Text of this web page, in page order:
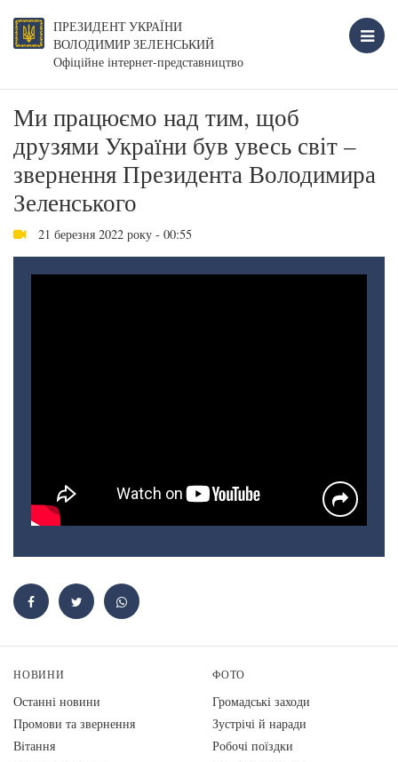
ПРЕЗИДЕНТ УКРАЇНИ
ВОЛОДИМИР ЗЕЛЕНСЬКИЙ
Офіційне інтернет-представництво
Ми працюємо над тим, щоб
друзями України був увесь світ –
звернення Президента Володимира
Зеленського
21 березня 2022 року - 00:55
НОВИНИ
Останні новини
Промови та звернення
Вiтання
ФОТО
Громадські заходи
Зустрічі й наради
Робочі поїздки